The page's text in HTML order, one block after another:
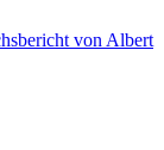
von Albert